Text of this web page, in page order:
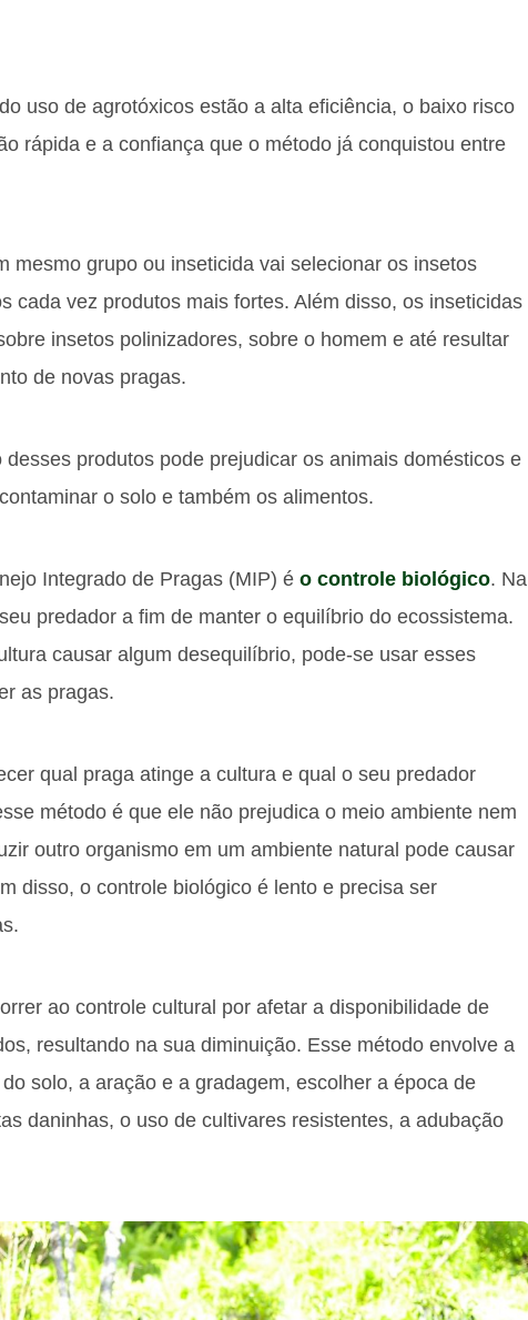
uso de agrotóxicos estão a alta eficiência, o baixo risco
rápida e a confiança que o método já conquistou entre
mesmo grupo ou inseticida vai selecionar os insetos
cada vez produtos mais fortes. Além disso, os inseticidas
insetos polinizadores, sobre o homem e até resultar
de novas pragas.
produtos pode prejudicar os animais domésticos e
o solo e também os alimentos.
Integrado de Pragas (MIP) é o controle biológico. Na
predador a fim de manter o equilíbrio do ecossistema.
causar algum desequilíbrio, pode-se usar esses
as pragas.
qual praga atinge a cultura e qual o seu predador
método é que ele não prejudica o meio ambiente nem
outro organismo em um ambiente natural pode causar
disso, o controle biológico é lento e precisa ser
ao controle cultural por afetar a disponibilidade de
resultando na sua diminuição. Esse método envolve a
solo, a aração e a gradagem, escolher a época de
daninhas, o uso de cultivares resistentes, a adubação